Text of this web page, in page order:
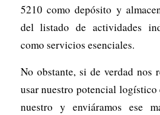
5210 como depósito y
del listado de actividades
como servicios esenciales.
No obstante, si de verdad nos
usar nuestro potencial
nuestro y enviáramos ese